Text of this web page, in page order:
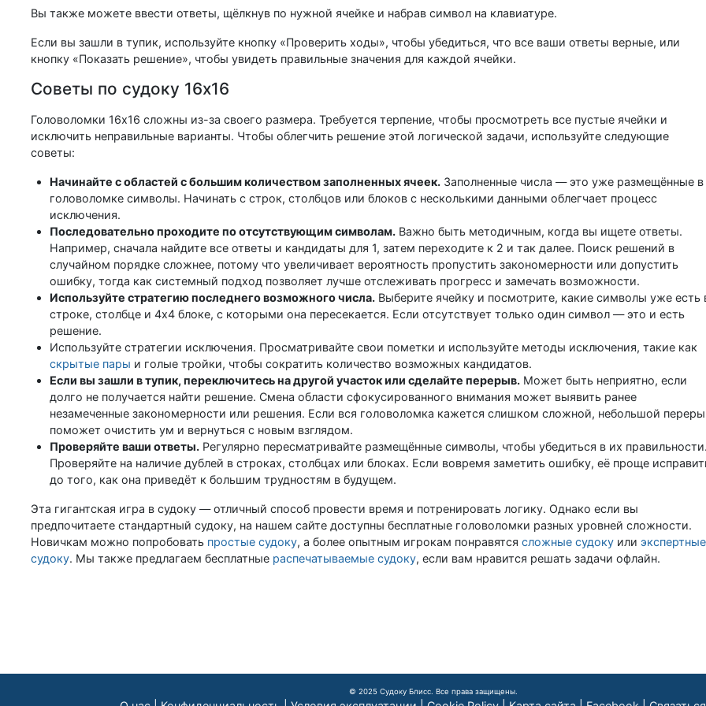
Вы также можете ввести ответы, щёлкнув по нужной ячейке и набрав символ на клавиатуре.
Если вы зашли в тупик, используйте кнопку «Проверить ходы», чтобы убедиться, что все ваши ответы верные, или
кнопку «Показать решение», чтобы увидеть правильные значения для каждой ячейки.
Советы по судоку 16x16
Головоломки 16x16 сложны из-за своего размера. Требуется терпение, чтобы просмотреть все пустые ячейки и
исключить неправильные варианты. Чтобы облегчить решение этой логической задачи, используйте следующие
советы:
Начинайте с областей с большим количеством заполненных ячеек. Заполненные числа — это уже размещённые в
головоломке символы. Начинать с строк, столбцов или блоков с несколькими данными облегчает процесс
исключения.
Последовательно проходите по отсутствующим символам. Важно быть методичным, когда вы ищете ответы.
Например, сначала найдите все ответы и кандидаты для 1, затем переходите к 2 и так далее. Поиск решений в
случайном порядке сложнее, потому что увеличивает вероятность пропустить закономерности или допустить
ошибку, тогда как системный подход позволяет лучше отслеживать прогресс и замечать возможности.
Используйте стратегию последнего возможного числа. Выберите ячейку и посмотрите, какие символы уже есть
строке, столбце и 4x4 блоке, с которыми она пересекается. Если отсутствует только один символ — это и есть
решение.
Используйте стратегии исключения. Просматривайте свои пометки и используйте методы исключения, такие как
скрытые пары и голые тройки, чтобы сократить количество возможных кандидатов.
Если вы зашли в тупик, переключитесь на другой участок или сделайте перерыв. Может быть неприятно, если
долго не получается найти решение. Смена области сфокусированного внимания может выявить ранее
незамеченные закономерности или решения. Если вся головоломка кажется слишком сложной, небольшой
поможет очистить ум и вернуться с новым взглядом.
Проверяйте ваши ответы. Регулярно пересматривайте размещённые символы, чтобы убедиться в их
Проверяйте на наличие дублей в строках, столбцах или блоках. Если вовремя заметить ошибку, её проще
до того, как она приведёт к большим трудностям в будущем.
Эта гигантская игра в судоку — отличный способ провести время и потренировать логику. Однако если вы
предпочитаете стандартный судоку, на нашем сайте доступны бесплатные головоломки разных уровней сложности.
Новичкам можно попробовать простые судоку, а более опытным игрокам понравятся сложные судоку или экспертные
судоку. Мы также предлагаем бесплатные распечатываемые судоку, если вам нравится решать задачи офлайн.
© 2025 Судоку Блисс. Все права защищены.